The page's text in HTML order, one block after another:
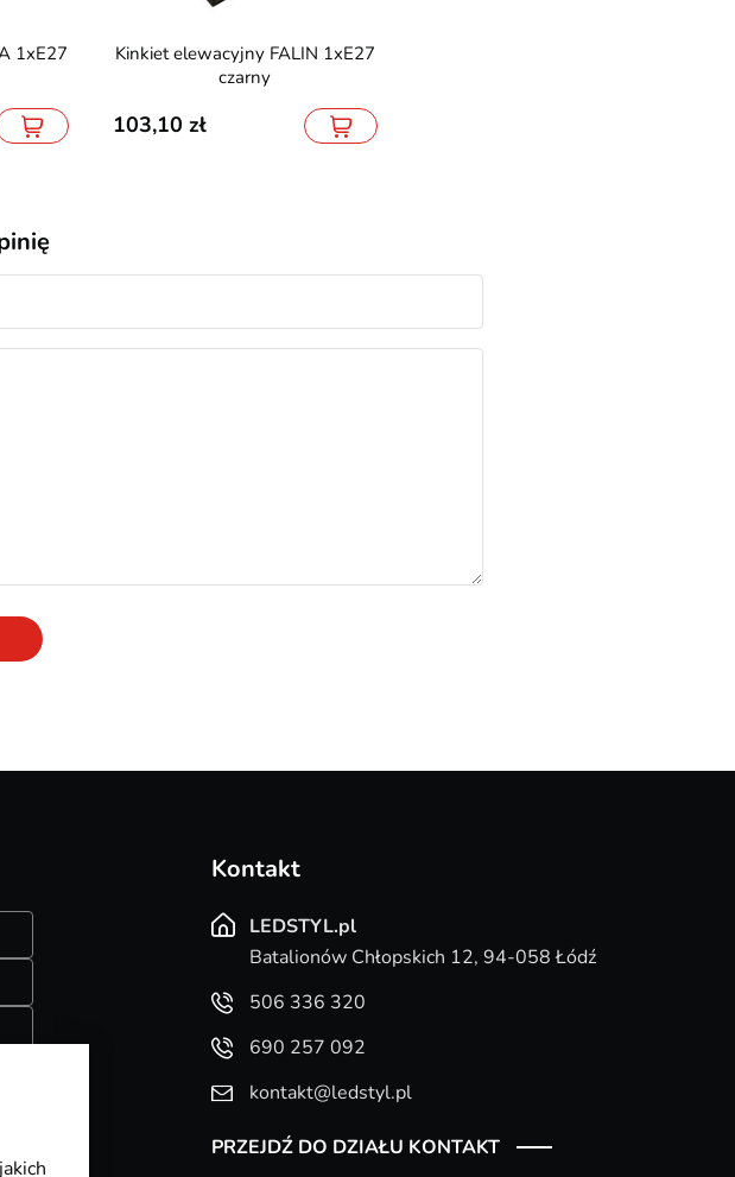
Kinkiet elewacyjny FALIN 1xE27
czarny
103,10
Kontakt
LEDSTYL.pl
Batalionów Chłopskich 12, 94-058 Łódź
506 336 320
690 257 092
kontakt@ledstyl.pl
PRZEJDŹ DO DZIAŁU KONTAKT